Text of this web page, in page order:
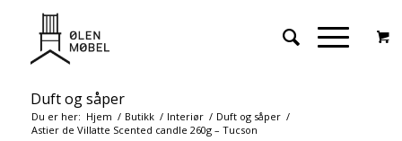
Duft og såper
Du er her: Hjem / Butikk / Interiør / Duft og såper /
Astier de Villatte Scented candle 260g – Tucson